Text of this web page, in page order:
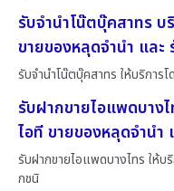
รับจำนำโน๊ตบุ๊คสาทร
ขายของหลุดจำนำ แล
รับจำนำโน๊ตบุ๊คสาทร ให้บริการ
รับฝากขายไอแพดบาง
ไอที ขายของหลุดจำน
รับฝากขายไอแพดบางไทร ให้บ
กชนิ